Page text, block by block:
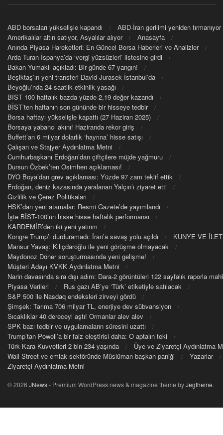
ABD borsaları yükselişle kapandı
ABD-İran gerilimi yeniden tırmanıyor
Amerikalılar altın satıyor, Asyalılar alıyor
Anasayfa
Anında Piyasa Hareketleri: En Güncel Borsa Haberleri ve Analizler
Arda Turan İspanya’da ‘vergi yüzsüzleri’ listesine girdi
Bakan Yumaklı açıkladı: Bir günde 67 yangın!
Beşiktaş’ın yeni transferi David Jurasek İstanbul’da
Beyoğlu’nda 24 saatlik etkinlik yasağı
BIST 100 haftalık bazda yüzde 2,19 değer kazandı
BİST’ten haftanın son gününde bir hisseye tedbir
Borsa haftayı yükselişle kapattı (27 Haziran 2025)
Borsaya yabancı akını! Haziranda rekor giriş
Buffett’an 6 milyar dolarlık ‘hayrına’ hisse satışı
Çalışan ve Stajyer Aydınlatma Metni
Cumhurbaşkanı Erdoğan’dan çiftçilere müjde yağmuru
Dursun Özbek’ten Osimhen açıklaması!
DYO Boya’dan grev açıklaması: Yüzde 97 zam teklif ettik
Erdoğan, deniz kazasında yaralanan Yalçın’ı ziyaret etti
Gizlilik ve Çerez Politikaları
HSK’dan yeni atamalar: Resmi Gazete’de yayımlandı
İşte BİST-100’ün hisse hisse haftalık performansı
KARDEMİR’den iki yeni yatırım
Kongre Trump’ı durduramadı: İran’a savaş yolu açıldı
KUNYE VE
Mansur Yavaş: Kılıçdaroğlu ile yeni görüşme olmayacak
Maydonoz Döner soruşturmasında yeni gelişme!
Müşteri Adayı KVKK Aydınlatma Metni
Narin davasında sıra dışı adım: Dara-2 görüntüleri 122 sayfalık raporla
Piyasa Verileri
Rus gazı AB’ye ‘Türk’ etiketiyle satılacak
S&P 500 ile Nasdaq endeksleri zirveyi gördü
Şimşek: Tarıma 706 milyar TL, enerjiye dev sübvansiyon
Sıcaklıklar 40 dereceyi aştı! Ormanlar alev alev
SPK bazı tedbir ve uygulamaların süresini uzattı
Trump’tan Powell’a bir faiz eleştirisi daha: O aptalın teki
Türk Kara Kuvvetleri 2 bin 234 yaşında
Üye ve Ziyaretçi Aydınlatma
Wall Street ve emlak sektöründe Müslüman başkan paniği
Yazarlar
Ziyaretçi Aydınlatma Metni
© 2026 JNews- Premium WordPress news & magazine theme byJegtheme.